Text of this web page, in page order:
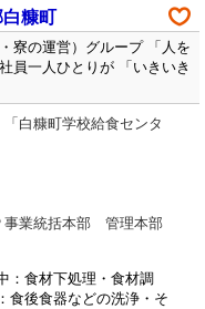
糠町
寮の運営）グループ 「人を
員一人ひとりが 「いきいき
白糠町学校給食センタ
事業統括本部 管理本部
食材下処理・食材調
後食器などの洗浄・そ